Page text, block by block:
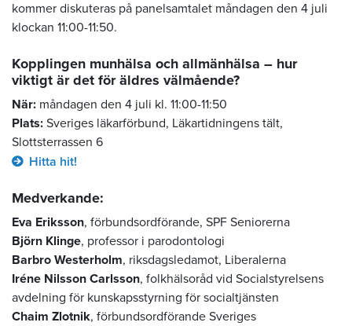
kommer diskuteras på panelsamtalet måndagen den 4 juli
klockan 11:00-11:50.
Kopplingen munhälsa och allmänhälsa – hur
viktigt är det för äldres välmående?
När: måndagen den 4 juli kl. 11:00-11:50
Plats: Sveriges läkarförbund, Läkartidningens tält,
Slottsterrassen 6
Hitta hit!
Medverkande:
Eva Eriksson, förbundsordförande, SPF Seniorerna
Björn Klinge, professor i parodontologi
Barbro Westerholm, riksdagsledamot, Liberalerna
Iréne Nilsson Carlsson, folkhälsoråd vid Socialstyrelsens
avdelning för kunskapsstyrning för socialtjänsten
Chaim Zlotnik, förbundsordförande Sveriges